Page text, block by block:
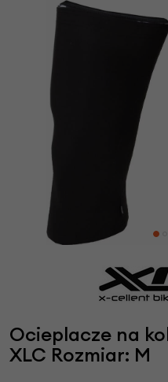
Ocieplacze na
XLC Rozmiar: M